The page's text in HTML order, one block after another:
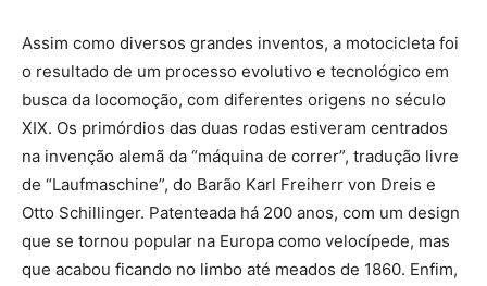
Assim como diversos grandes inventos, a motocicleta foi
o resultado de um processo evolutivo e tecnológico em
busca da locomoção, com diferentes origens no século
XIX. Os primórdios das duas rodas estiveram centrados
na invenção alemã da “máquina de correr”, tradução livre
de “Laufmaschine”, do Barão Karl Freiherr von Dreis e
Otto Schillinger. Patenteada há 200 anos, com um design
que se tornou popular na Europa como velocípede, mas
que acabou ficando no limbo até meados de 1860. Enfim,